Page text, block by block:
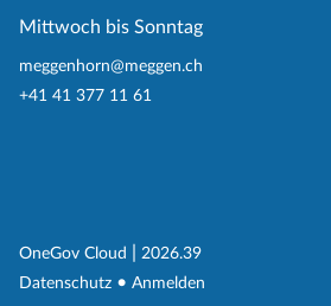
Mittwoch bis Sonntag
meggenhorn@meggen.ch
+41 41 377 11 61
OneGov Cloud (External Link)
2026.39
Datenschutz (External Link)
Anmelden